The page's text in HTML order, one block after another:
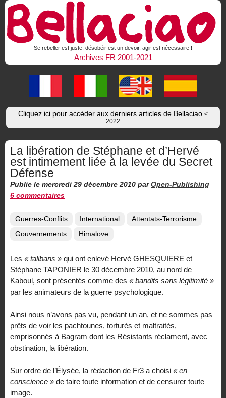
Se rebeller est juste, désobéir est un devoir, agir est nécessaire !
Archives FR 2001-2021
Cliquez ici pour accéder aux derniers articles de Bellaciao <
2022
La libération de Stéphane et d’Hervé
est intimement liée à la levée du Secret
Défense
Publie le mercredi 29 décembre 2010 par Open-Publishing
6 commentaires
Guerres-Conflits International
Attentats-Terrorisme
Gouvernements
Himalove
Les « talibans » qui ont enlevé Hervé GHESQUIERE et
Stéphane TAPONIER le 30 décembre 2010, au nord de
Kaboul, sont présentés comme des « bandits sans légitimité »
par les animateurs de la guerre psychologique.
Ainsi nous n’avons pas vu, pendant un an, et ne sommes pas
prêts de voir les pachtounes, torturés et maltraités,
emprisonnés à Bagram dont les Résistants réclament, avec
obstination, la libération.
Sur ordre de l’Élysée, la rédaction de Fr3 a choisi « en
conscience » de taire toute information et de censurer toute
image.